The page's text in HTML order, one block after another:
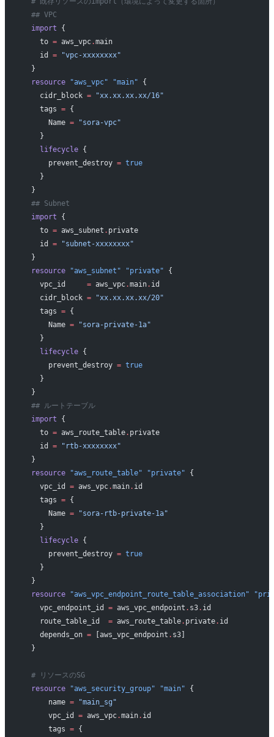
  ## VPC
  import
{
    to
= aws_vpc.main
    id
= "vpc-xxxxxxxx"
  }
  resource
"aws_vpc" "main" {
    cidr_block
= "xx.xx.xx.xx/16"
    tags
= {
      Name
= "sora-vpc"
    }
    lifecycle
{
      prevent_destroy
= true
    }
  }
  ## Subnet
  import
{
    to
= aws_subnet . private
    id
= "subnet-xxxxxxxx"
  }
  resource
"aws_subnet" "private" {
    vpc_id
     =
aws_vpc.main. id
    cidr_block
= "xx.xx.xx.xx/20"
    tags
= {
      Name
= "sora-private-1a"
    }
    lifecycle
{
      prevent_destroy
= true
    }
  }
  ## ルートテーブル
  import
{
    to
= aws_route_table. private
    id
= "rtb-xxxxxxxx"
  }
  resource
"aws_route_table" "private" {
    vpc_id
= aws_vpc.main. id
    tags
= {
      Name
= "sora-rtb-private-1a"
    }
    lifecycle
{
      prevent_destroy
= true
    }
  }
  resource
"aws_vpc_endpoint_route_table_association"
    vpc_endpoint_id
= aws_vpc_endpoint . s3. id
    route_table_id
  =
aws_route_table. private. id
    depends_on
= [aws_vpc_endpoint . s3]
  }
  # リソースのSG
  resource
"aws_security_group" "main" {
      name
= "main_sg"
      vpc_id
= aws_vpc.main. id
      tags
= {